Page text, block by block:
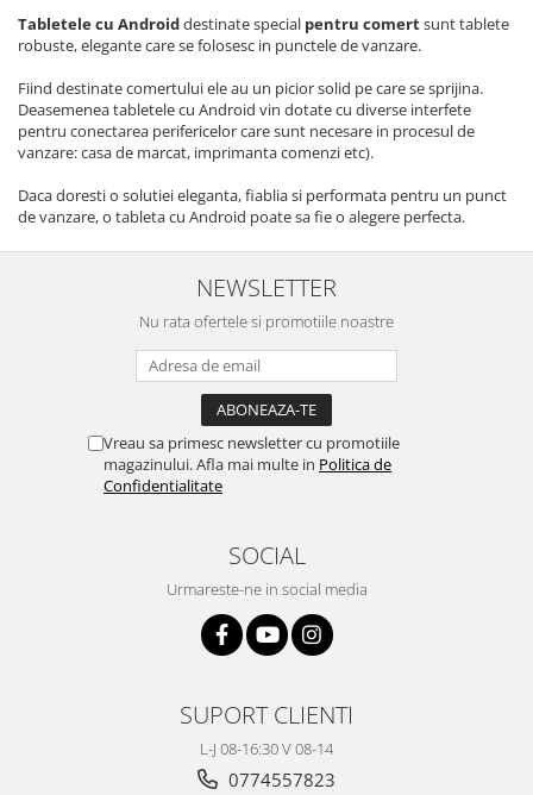
Tabletele cu Androiddestinate special pentru comertsunt tablete
robuste, elegante care se folosesc in punctele de vanzare.
Fiind destinate comertului ele au un picior solid pe care se sprijina.
Deasemenea tabletele cu Android vin dotate cu diverse interfete
pentru conectarea perifericelor care sunt necesare in procesul de
vanzare: casa de marcat, imprimanta comenzi etc).
Daca doresti o solutiei eleganta, fiablia si performata pentru un punct
de vanzare, o tableta cu Android poate sa fie o alegere perfecta.
NEWSLETTER
Nu rata ofertele si promotiile noastre
Vreau sa primesc newsletter cu promotiile
magazinului. Afla mai multe in Politica de
Confidentialitate
SOCIAL
Urmareste-ne in social media
SUPORT CLIENTI
L-J 08-16:30 V 08-14
0774557823